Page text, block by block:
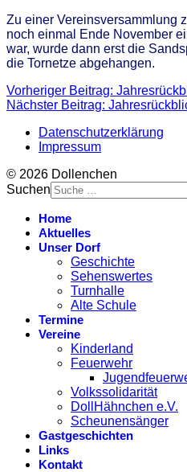
Zu einer Vereinsversammlung
noch einmal Ende November
war, wurde dann erst die
die Tornetze abgehangen.
Vorheriger Beitrag:
Nächster Beitrag:
Datenschutzerklärung
Impressum
© 2026 Dollenchen
Suchen
Home
Aktuelles
Unser Dorf
Geschichte
Sehenswertes
Turnhalle
Alte Schule
Termine
Vereine
Kinderland
Feuerwehr
Volkssolidarität
DollHähnchen e.V.
Scheunensänger
Gastgeschichten
Links
Kontakt